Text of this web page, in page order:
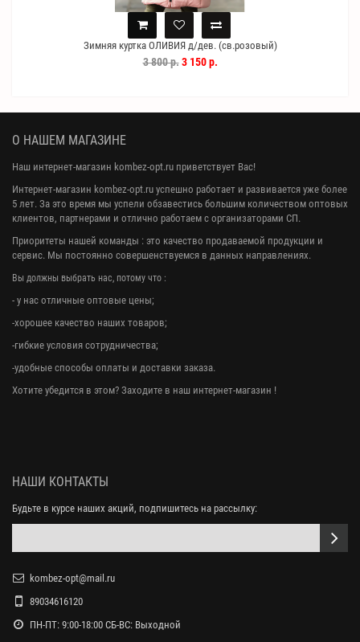
Зимняя куртка ОЛИВИЯ д/дев. (св.розовый)
3 800 р.3 150 р.
О НАШЕМ МАГАЗИНЕ
Наш интернет-магазин kombez-opt.ru приветствует Вас!
Интернет-магазин kombez-opt.ru успешно работает и развивается уже более
5 лет. За это время мы успели обзавестись большим количеством оптовых
клиентов, партнерами и отлично работаем с организаторами СП.
Приоритеты нашей команды : это качество продаваемой продукции и
сервис. Мы постоянно совершенствуемся в данных направлениях.
Вы должны выбрать нас, потому что :
- у нас отличные оптовые цены;
-хорошее качество наших товаров;
-гибкие условия сотрудничества;
-удобные способы оплаты и доставки заказа.
Хотите убедится в этом? Заходите в наш интернет-магазин !
НАШИ КОНТАКТЫ
Будьте в курсе наших акций, подпишитесь на рассылку:
kombez-opt@mail.ru
89034616120
ПН-ПТ: 9:00-18:00 СБ-ВС: Выходной